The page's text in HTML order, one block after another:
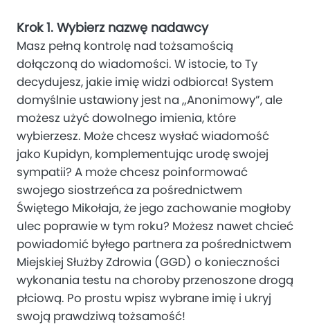
Krok 1. Wybierz nazwę nadawcy
Masz pełną kontrolę nad tożsamością
dołączoną do wiadomości. W istocie, to Ty
decydujesz, jakie imię widzi odbiorca! System
domyślnie ustawiony jest na „Anonimowy”, ale
możesz użyć dowolnego imienia, które
wybierzesz. Może chcesz wysłać wiadomość
jako Kupidyn, komplementując urodę swojej
sympatii? A może chcesz poinformować
swojego siostrzeńca za pośrednictwem
Świętego Mikołaja, że jego zachowanie mogłoby
ulec poprawie w tym roku? Możesz nawet chcieć
powiadomić byłego partnera za pośrednictwem
Miejskiej Służby Zdrowia (GGD) o konieczności
wykonania testu na choroby przenoszone drogą
płciową. Po prostu wpisz wybrane imię i ukryj
swoją prawdziwą tożsamość!